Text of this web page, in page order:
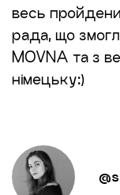
весь
рада, що
MOVNA та з
німецьку:)